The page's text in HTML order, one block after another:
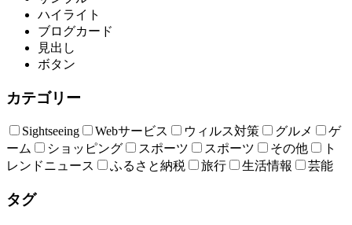
ハイライト
ブログカード
見出し
ボタン
カテゴリー
Sightseeing Webサービス ウィルス対策 グルメ
ゲ
ーム
ショッピング スポーツ スポーツ その他
ト
レンドニュース
ふるさと納税 旅行 生活情報 芸能
タグ